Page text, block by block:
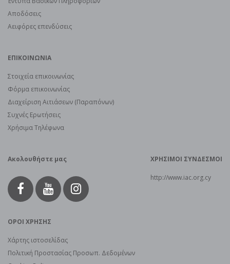
Αποδόσεις
Αειφόρες επενδύσεις
ΕΠΙΚΟΙΝΩΝΙΑ
Στοιχεία επικοινωνίας
Φόρμα επικοινωνίας
Διαχείριση Αιτιάσεων (Παραπόνων)
Συχνές Ερωτήσεις
Χρήσιμα Τηλέφωνα
Ακολουθήστε μας ΧΡΗΣΙΜΟΙ ΣΥΝΔΕΣΜΟΙ
http://www.iac.org.cy
ΟΡΟΙ ΧΡΗΣΗΣ
Χάρτης ιστοσελίδας
Πολιτική Προστασίας Προσωπ. Δεδομένων